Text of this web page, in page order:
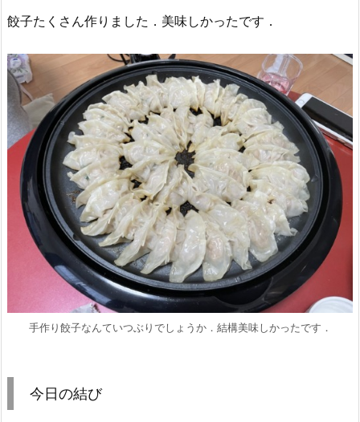
餃子たくさん作りました．美味しかったです．
手作り餃子なんていつぶりでしょうか．結構美味しかったです．
今日の結び